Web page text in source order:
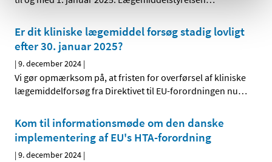
Er dit kliniske lægemiddel forsøg stadig lovligt
efter 30. januar 2025?
|9. december 2024 |
Vi gør opmærksom på, at fristen for overførsel af kliniske
lægemiddelforsøg fra Direktivet til EU-forordningen nu…
Kom til informationsmøde om den danske
implementering af EU's HTA-forordning
|9. december 2024 |